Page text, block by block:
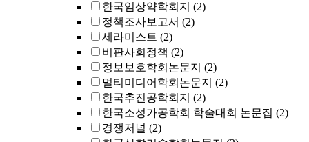
한국임상약학회지 (2)
정책조사보고서 (2)
세라미스트 (2)
비판사회정책 (2)
정보보호학회논문지 (2)
멀티미디어학회논문지 (2)
한국추진공학회지 (2)
한국소성가공학회 학술대회 논문집 (2)
경쟁저널 (2)